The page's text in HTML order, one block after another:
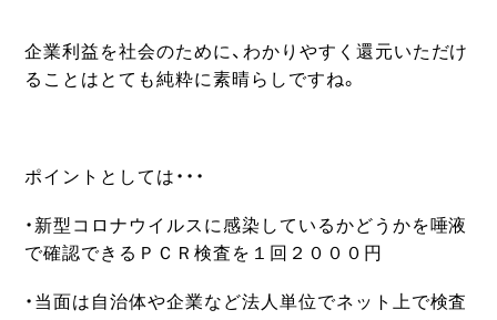
企業利益を社会のために、わかりやすく還元いただけ
ることはとても純粋に素晴らしですね。
ポイントとしては・・・
・新型コロナウイルスに感染しているかどうかを唾液
で確認できるＰＣＲ検査を１回２０００円
・当面は自治体や企業など法人単位でネット上で検査